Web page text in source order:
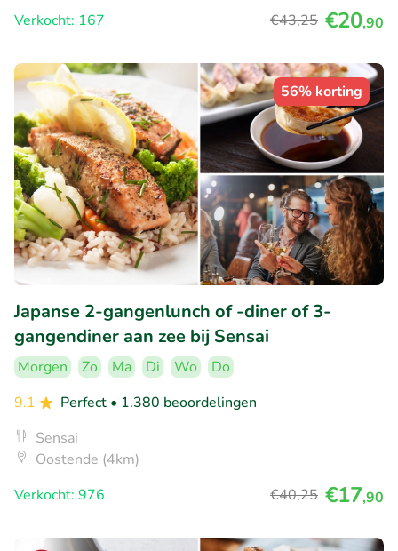
Verkocht: 167
€43,25 €20,90
56% korting
Japanse 2-gangenlunch of -diner of 3-
gangendiner aan zee bij Sensai
Morgen Zo Ma Di Wo
Do
9.1
Perfect • 1.380 beoordelingen
Sensai
Oostende (4km)
Verkocht: 976
€40,25 €17,90